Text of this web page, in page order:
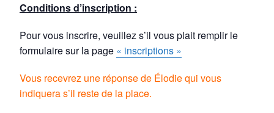
Conditions d’inscription :
Pour vous inscrire, veuillez s’il vous plait remplir le
formulaire sur la page « inscriptions »
Vous recevrez une réponse de Élodie qui vous
indiquera s’il reste de la place.